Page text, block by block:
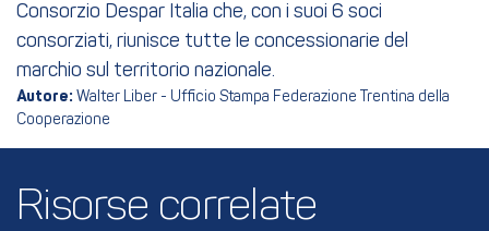
Consorzio Despar Italia che, con i suoi 6 soci
consorziati, riunisce tutte le concessionarie del
marchio sul territorio nazionale.
Autore: Walter Liber - Ufficio Stampa Federazione Trentina della
Cooperazione
Risorse correlate